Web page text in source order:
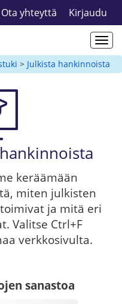
Ota yhteyttä Kirjaudu
> Julkista hankinnoista
keräämään
miten julkisten
ja mitä eri
Valitse Ctrl+F
verkkosivulta.
sanastoa